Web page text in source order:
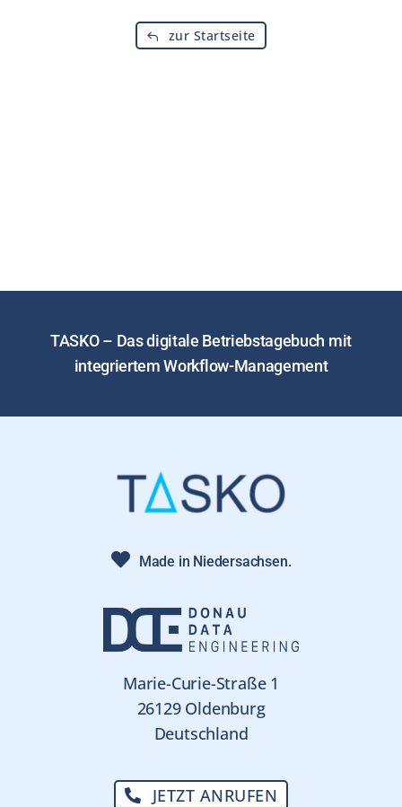
zur Startseite
TASKO – Das digitale Betriebstagebuch mit
integriertem Workflow-Management
Made in Niedersachsen.
Marie-Curie-Straße 1
26129 Oldenburg
Deutschland
JETZT ANRUFEN